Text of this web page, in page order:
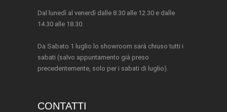
Dal lunedì al venerdì dalle 8.30 alle 12.30 e dalle
14.30 alle 18.30.
Da Sabato 1 luglio lo showroom sarà chiuso tutti i
sabati (salvo appuntamento già preso
precedentemente, solo per i sabati di luglio).
CONTATTI